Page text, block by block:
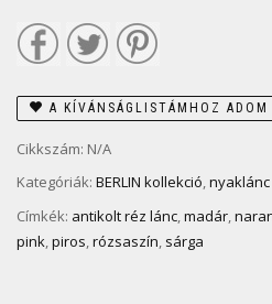
A KÍVÁNSÁGLISTÁMHOZ ADOM
Cikkszám: N/A
Kategóriák: BERLIN kollekció,nyaklánc
Címkék: antikolt réz lánc,madár,
pink,piros,rózsaszín, sárga